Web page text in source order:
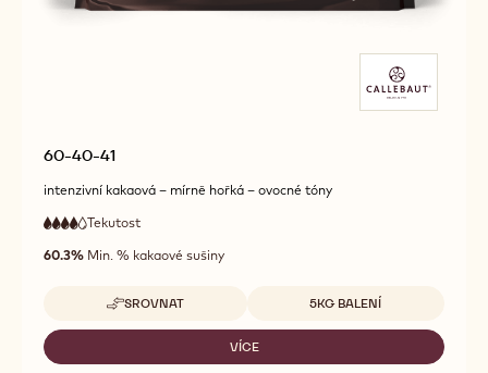
60-40-41
intenzivní kakaová – mírně hořká – ovocné tóny
4
out
Tekutost
tekutost
60.3% Min. % kakaové sušiny
SROVNAT
-
60-
41
Dostupná balení
5KG BALENÍ
VÍCE
-